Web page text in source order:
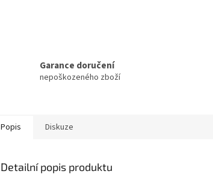
Garance doručení
nepoškozeného zboží
Popis Diskuze
Detailní popis produktu